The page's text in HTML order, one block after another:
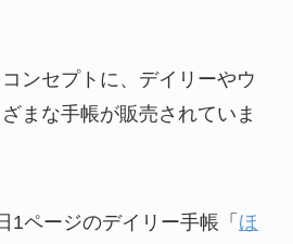
コンセプトに、デイリーやウ
まな手帳が販売されていま
1ページのデイリー手帳「 ほ